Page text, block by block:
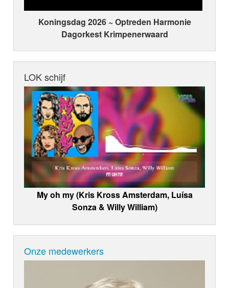
Koningsdag 2026 ~ Optreden Harmonie
Dagorkest Krimpenerwaard
LOK schijf
My oh my (Kris Kross Amsterdam, Luísa
Sonza & Willy William)
Onze medewerkers